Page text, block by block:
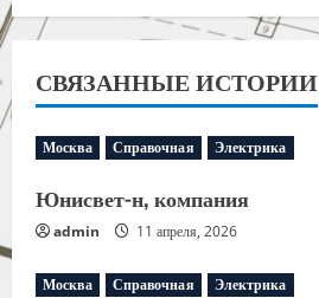
СВЯЗАННЫЕ ИСТОРИИ
Москва Справочная Электрика
Юнисвет-н, компания
admin 11 апреля, 2026
Москва Справочная Электрика